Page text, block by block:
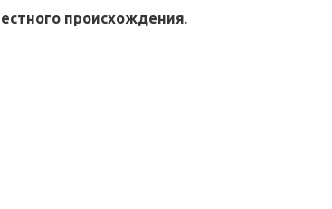
происхождения.